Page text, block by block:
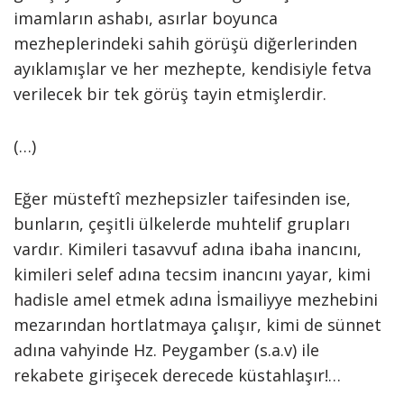
imamların ashabı, asırlar boyunca
mezheplerindeki sahih görüşü diğerlerinden
ayıklamışlar ve her mezhepte, kendisiyle fetva
verilecek bir tek görüş tayin etmişlerdir.
(…)
Eğer müsteftî mezhepsizler taifesinden ise,
bunların, çeşitli ülkelerde muhtelif grupları
vardır. Kimileri tasavvuf adına ibaha inancını,
kimileri selef adına tecsim inancını yayar, kimi
hadisle amel etmek adına İsmailiyye mezhebini
mezarından hortlatmaya çalışır, kimi de sünnet
adına vahyinde Hz. Peygamber (s.a.v) ile
rekabete girişecek derecede küstahlaşır!…